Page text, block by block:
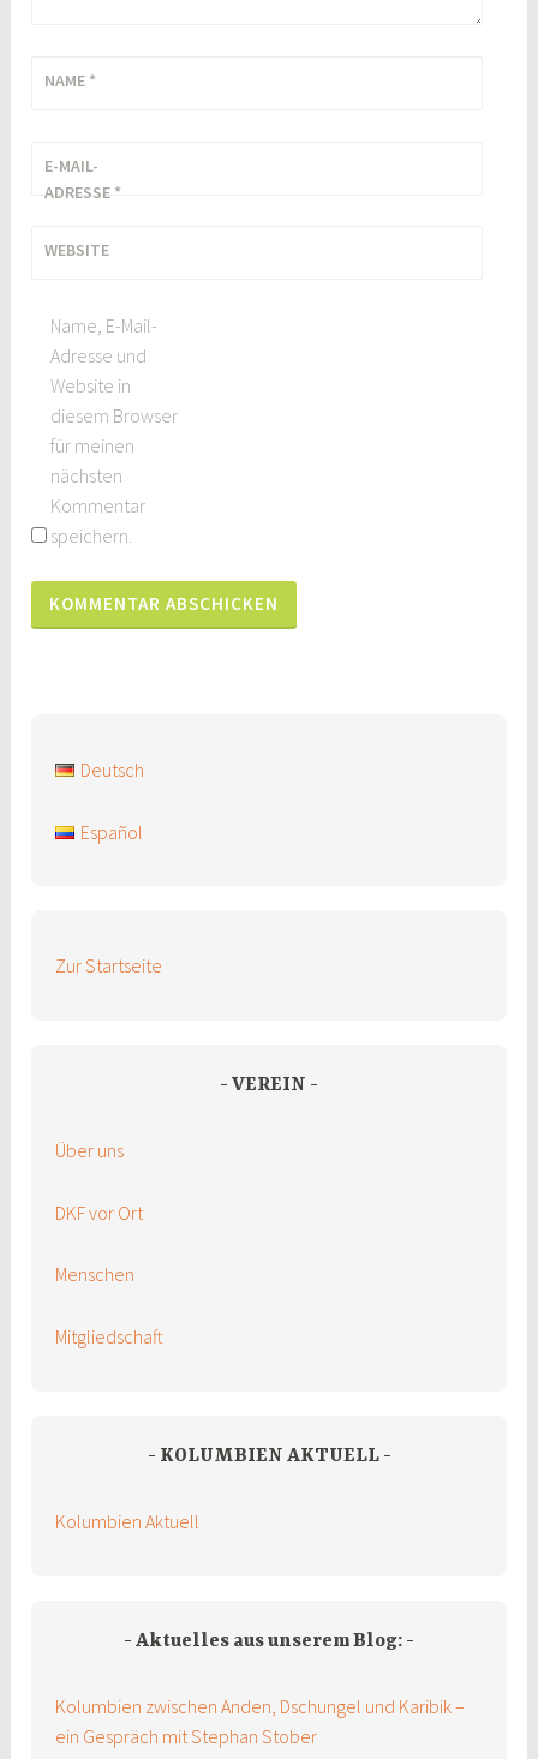
NAME *
E-MAIL-
ADRESSE *
WEBSITE
Name, E-Mail-
Adresse und
Website in
diesem Browser
für meinen
nächsten
Kommentar
speichern.
Deutsch
Español
Zur Startseite
VEREIN
Über uns
DKF vor Ort
Menschen
Mitgliedschaft
KOLUMBIEN AKTUELL
Kolumbien Aktuell
Aktuelles aus unserem Blog:
Kolumbien zwischen Anden, Dschungel und Karibik –
ein Gespräch mit Stephan Stober